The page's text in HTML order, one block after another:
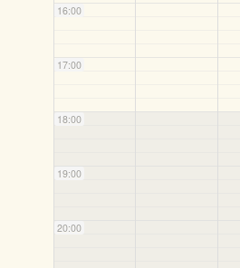
16:00
17:00
18:00
19:00
20:00